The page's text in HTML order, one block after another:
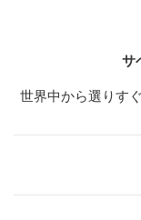
サ
世界中から選りす